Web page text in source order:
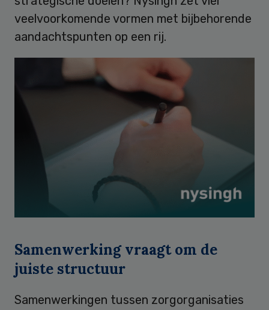
veelvoorkomende vormen met bijbehorende
aandachtspunten op een rij.
Samenwerking vraagt om de
juiste structuur
Samenwerkingen tussen zorgorganisaties